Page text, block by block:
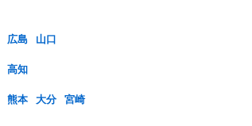
広島
山口
高知
熊本 大分 宮崎